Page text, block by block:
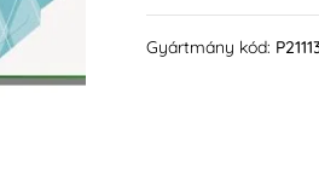
Gyártmány kód: